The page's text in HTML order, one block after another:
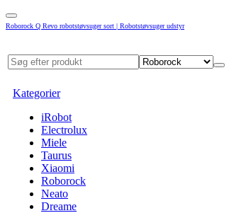
Roborock Q Revo robotstøvsuger sort | Robotstøvsuger udstyr
Kategorier
iRobot
Electrolux
Miele
Taurus
Xiaomi
Roborock
Neato
Dreame